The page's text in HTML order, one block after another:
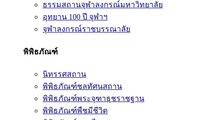
ธรรมสถานจุฬาลงกรณ์มหาวิทยาลัย
อุทยาน 100 ปี จุฬาฯ
จุฬาลงกรณ์ราชบรรณาลัย
พิพิธภัณฑ์
นิทรรศสถาน
พิพิธภัณฑ์ชลทัศนสถาน
พิพิธภัณฑ์พระจุฑาธุชราชฐาน
พิพิธภัณฑ์พืชมีชีวิต